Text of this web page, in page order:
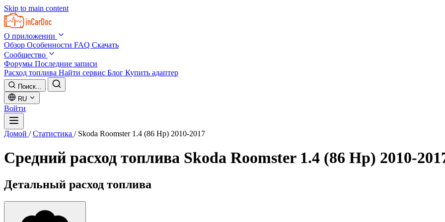
Skip to main content
О приложении
Обзор Особенности FAQ Скачать
Сообщество
Форумы Последние записи
Расход топлива Найти сервис Блог Купить адаптер
Поиск...
RU
Войти
Домой / Статистика / Skoda Roomster 1.4 (86 Hp) 2010-2017
Средний расход топлива Skoda Roomster 1.4 (86 Hp) 2010-
Детальный расход топлива